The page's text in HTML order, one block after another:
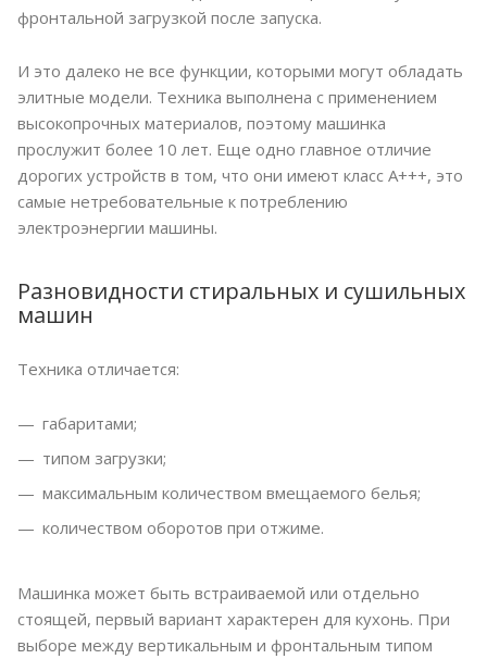
фронтальной загрузкой после запуска.
И это далеко не все функции, которыми могут обладать
элитные модели. Техника выполнена с применением
высокопрочных материалов, поэтому машинка
прослужит более 10 лет. Еще одно главное отличие
дорогих устройств в том, что они имеют класс А+++, это
самые нетребовательные к потреблению
электроэнергии машины.
Разновидности стиральных и сушильных
машин
Техника отличается:
габаритами;
типом загрузки;
максимальным количеством вмещаемого белья;
количеством оборотов при отжиме.
Машинка может быть встраиваемой или отдельно
стоящей, первый вариант характерен для кухонь. При
выборе между вертикальным и фронтальным типом